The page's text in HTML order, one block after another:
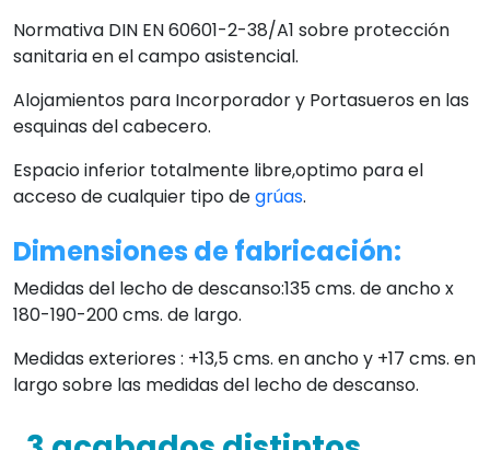
Normativa DIN EN 60601-2-38/A1 sobre protección
sanitaria en el campo asistencial.
Alojamientos para Incorporador y Portasueros en las
esquinas del cabecero.
Espacio inferior totalmente libre,optimo para el
acceso de cualquier tipo degrúas.
Dimensiones de fabricación:
Medidas del lecho de descanso:135 cms. de ancho x
180-190-200 cms. de largo.
Medidas exteriores : +13,5 cms. en ancho y +17 cms. en
largo sobre las medidas del lecho de descanso.